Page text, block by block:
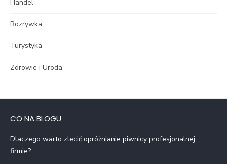
Handel
Rozrywka
Turystyka
Zdrowie i Uroda
CO NA BLOGU
Dlaczego warto zlecić opróżnianie piwnicy profesjonalnej
firmie?